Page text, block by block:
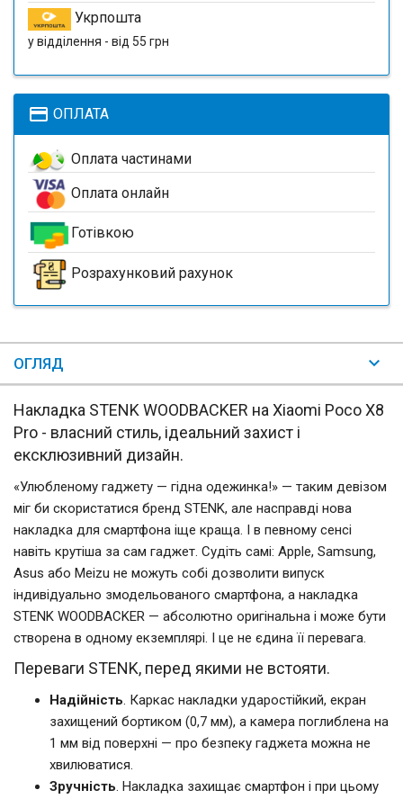
Укрпошта
у відділення - від 55 грн
payment ОПЛАТА
Оплата частинами
Оплата онлайн
Готівкою
Розрахунковий рахунок
ОГЛЯД
Накладка STENK WOODBACKER на Xiaomi Poco X8
Pro - власний стиль, ідеальний захист і
ексклюзивний дизайн.
«Улюбленому гаджету — гідна одежинка!» — таким девізом
міг би скористатися бренд STENK, але насправді нова
накладка для смартфона іще краща. І в певному сенсі
навіть крутіша за сам гаджет. Судіть самі: Apple, Samsung,
Asus або Meizu не можуть собі дозволити випуск
індивідуально змодельованого смартфона, а накладка
STENK WOODBACKER — абсолютно оригінальна і може бути
створена в одному екземплярі. І це не єдина її перевага.
Переваги STENK, перед якими не встояти.
Надійність. Каркас накладки ударостійкий, екран
захищений бортиком (0,7 мм), а камера поглиблена на
1 мм від поверхні — про безпеку гаджета можна не
хвилюватися.
Зручність. Накладка захищає смартфон і при цьому